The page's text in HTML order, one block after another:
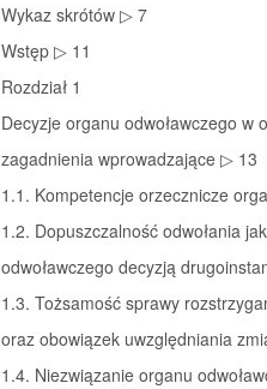
Wykaz skrótów ▷ 7
Wstęp ▷ 11
Rozdział 1
Decyzje organu odwoławczego
zagadnienia wprowadzające ▷ 13
1.1. Kompetencje orzecznicze
1.2. Dopuszczalność odwołania
odwoławczego decyzją
1.3. Tożsamość sprawy
oraz obowiązek uwzględniania
1.4. Niezwiązanie organu